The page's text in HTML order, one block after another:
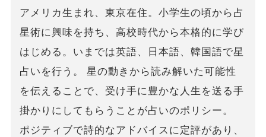
アメリカ生まれ、東京在住。小学生の頃から占
星術に興味を持ち、高校時代から本格的に学び
はじめる。いまでは英語、日本語、韓国語で星
占いを行う。 星の動きから読み解いた可能性
を伝えることで、受け手に豊かな人生を送る手
掛かりにしてもらうことが占いのポリシー。
ポジティブで詩的なアドバイスに定評があり、